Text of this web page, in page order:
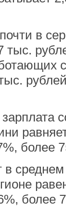
в
тыс.
более
более